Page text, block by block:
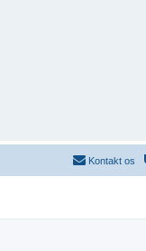
Kontakt os